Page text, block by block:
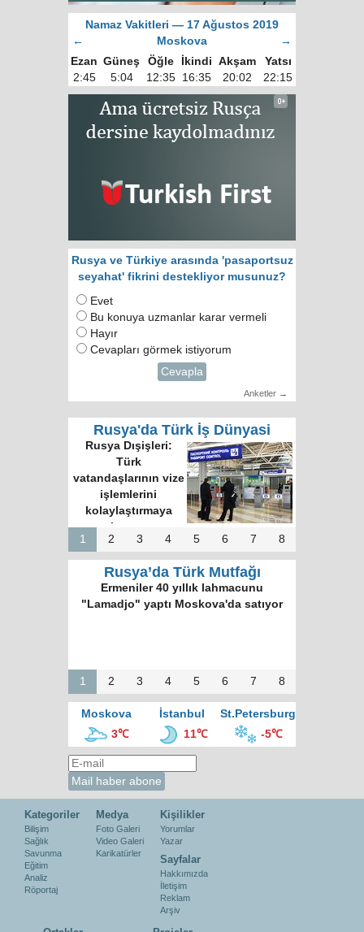
Namaz Vakitleri — 17 Ağustos 2019
←
Moskova
→
Ezan Güneş Öğle İkindi Akşam
Yatsı
2:45
5:04 12:35 16:35 20:02 22:15
Rusya ve Türkiye arasında 'pasaportsuz
seyahat' fikrini destekliyor musunuz?
Evet
Bu konuya uzmanlar karar vermeli
Hayır
Cevapları görmek istiyorum
Cevapla
Anketler →
Rusya'da Türk İş Dünyasi
Rusya Dışişleri:
Türk
vatandaşlarının vize
işlemlerini
kolaylaştırmaya
hazırız
1
2 3 4 5 6 7 8
Rusya’da Türk Mutfağı
Ermeniler 40 yıllık lahmacunu
"Lamadjo" yaptı Moskova'da satıyor
1 2 3 4 5 6 7 8
Moskova İstanbul
St.Petersburg
3℃
11℃ -5℃
Kategoriler
Bilişim
Sağlık
Savunma
Eğitim
Analiz
Röportaj
Medya
Foto Galeri
Video Galeri
Karikatürler
Kişilikler
Yorumlar
Yazar
Sayfalar
Hakkımızda
İletişim
Reklam
Arşiv